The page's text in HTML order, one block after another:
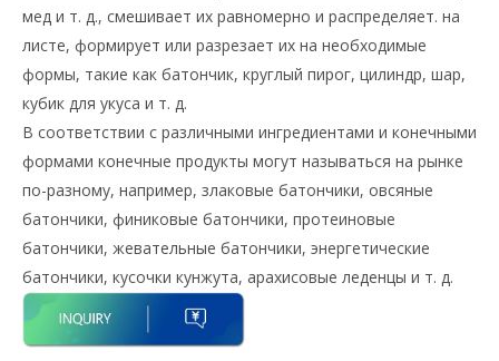
мед и т. д., смешивает их равномерно и распределяет. на
листе, формирует или разрезает их на необходимые
формы, такие как батончик, круглый пирог, цилиндр, шар,
кубик для укуса и т. д.
В соответствии с различными ингредиентами и конечными
формами конечные продукты могут называться на рынке
по-разному, например, злаковые батончики, овсяные
батончики, финиковые батончики, протеиновые
батончики, жевательные батончики, энергетические
батончики, кусочки кунжута, арахисовые леденцы и т. д.